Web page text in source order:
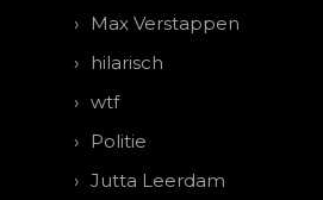
Max Verstappen
hilarisch
wtf
Politie
Jutta Leerdam